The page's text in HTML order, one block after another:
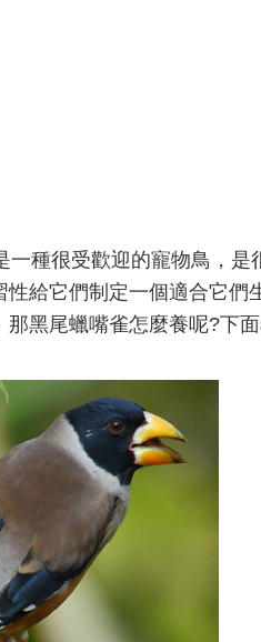
一種很受歡迎的寵物鳥，是
給它們制定一個適合它們
黑尾蠟嘴雀怎麼養呢?下